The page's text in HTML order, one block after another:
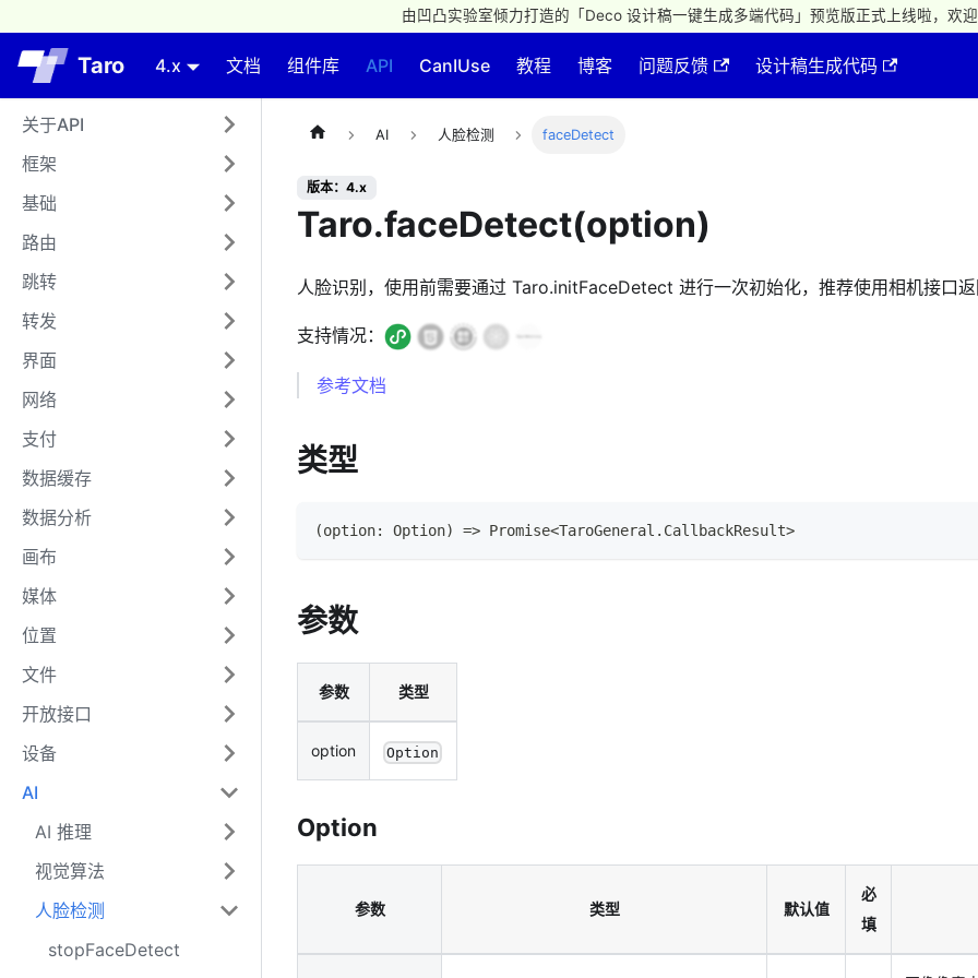
由凹凸实验室倾力打造的「Deco 设计稿一键生成多端代码」预览版正式上线啦，欢迎
Taro 4.x 文档 组件库 API CanIUse 教程 博客 问题反馈 设计稿生成代码
关于API
框架
基础
路由
跳转
转发
界面
网络
支付
数据缓存
数据分析
画布
媒体
位置
文件
开放接口
设备
AI
AI 推理
视觉算法
人脸检测
stopFaceDetect
AI 人脸检测 faceDetect
版本：4.x
Taro.faceDetect(option)
人脸识别，使用前需要通过 Taro.initFaceDetect 进行一次初始化，推荐使用相机接口
支持情况：
参考文档
类型
(option: Option) => Promise<TaroGeneral . CallbackResult>
参数
参数 类型
option Option
Option
参数 类型 默认值
必
填